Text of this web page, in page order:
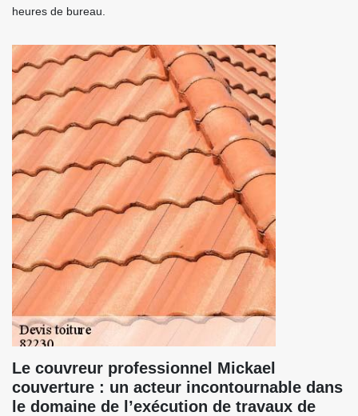
heures de bureau.
Le couvreur professionnel Mickael
couverture : un acteur incontournable dans
le domaine de l’exécution de travaux de